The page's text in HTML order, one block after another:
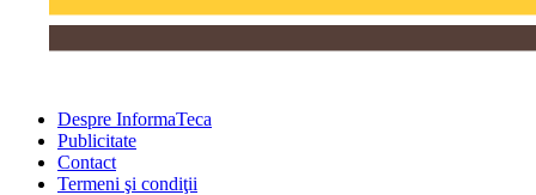
Despre InformaTeca
Publicitate
Contact
Termeni şi condiţii